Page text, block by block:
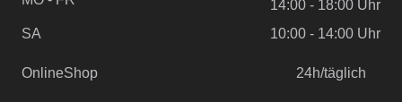
14:00 - 18:00 Uhr
SA
10:00 - 14:00 Uhr
OnlineShop 24h/täglich